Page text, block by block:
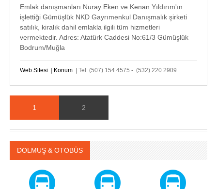
Emlak danışmanları Nuray Eken ve Kenan Yıldırım'ın
işlettiği Gümüşlük NKD Gayrımenkul Danışmalık şirketi
satılık, kiralık dahil emlakla ilgili tüm hizmetleri
vermektedir. Adres: Atatürk Caddesi No:61/3 Gümüşlük
Bodrum/Muğla
Web Sitesi Konum | Tel: (507) 154 4575 - (532) 220 2909
1 2
DOLMUŞ & OTOBÜS